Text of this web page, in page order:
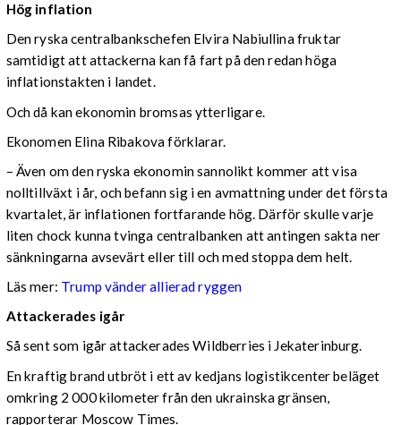
Hög inflation
Den ryska centralbankschefen Elvira Nabiullina fruktar
samtidigt att attackerna kan få fart på den redan höga
inflationstakten i landet.
Och då kan ekonomin bromsas ytterligare.
Ekonomen Elina Ribakova förklarar.
– Även om den ryska ekonomin sannolikt kommer att visa
nolltillväxt i år, och befann sig i en avmattning under det första
kvartalet, är inflationen fortfarande hög. Därför skulle varje
liten chock kunna tvinga centralbanken att antingen sakta ner
sänkningarna avsevärt eller till och med stoppa dem helt.
Läs mer: Trump vänder allierad ryggen
Attackerades igår
Så sent som igår attackerades Wildberries i Jekaterinburg.
En kraftig brand utbröt i ett av kedjans logistikcenter beläget
omkring 2 000 kilometer från den ukrainska gränsen,
rapporterar Moscow Times.